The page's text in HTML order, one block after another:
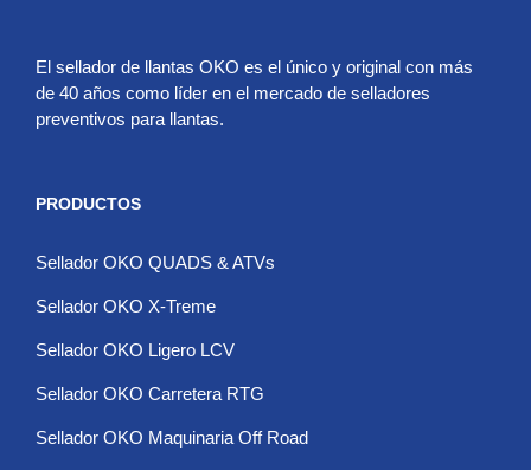
El sellador de llantas OKO es el único y original con más
de 40 años como líder en el mercado de selladores
preventivos para llantas.
PRODUCTOS
Sellador OKO QUADS & ATVs
Sellador OKO X-Treme
Sellador OKO Ligero LCV
Sellador OKO Carretera RTG
Sellador OKO Maquinaria Off Road